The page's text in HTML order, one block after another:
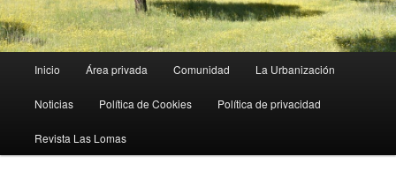
Inicio Área privada Comunidad La Urbanización
Noticias Política de Cookies Política de privacidad
Revista Las Lomas